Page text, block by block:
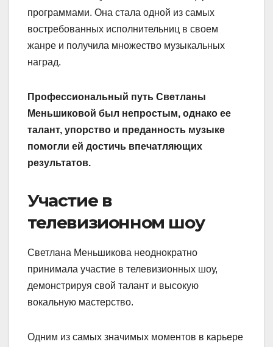
программами. Она стала одной из самых
востребованных исполнительниц в своем
жанре и получила множество музыкальных
наград.
Профессиональный путь Светланы
Меньшиковой был непростым, однако ее
талант, упорство и преданность музыке
помогли ей достичь впечатляющих
результатов.
Участие в
телевизионном шоу
Светлана Меньшикова неоднократно
принимала участие в телевизионных шоу,
демонстрируя свой талант и высокую
вокальную мастерство.
Одним из самых значимых моментов в карьере